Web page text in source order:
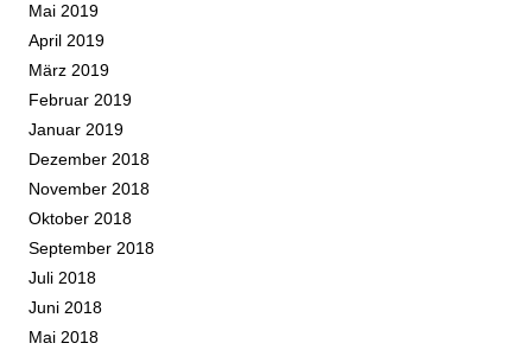
Mai 2019
April 2019
März 2019
Februar 2019
Januar 2019
Dezember 2018
November 2018
Oktober 2018
September 2018
Juli 2018
Juni 2018
Mai 2018